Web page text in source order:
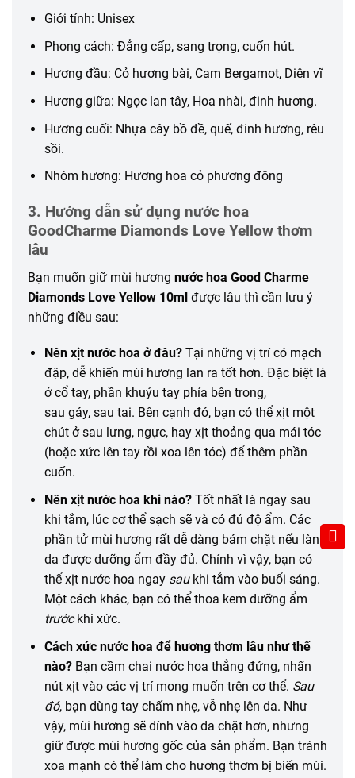
Giới tính: Unisex
Phong cách: Đẳng cấp, sang trọng, cuốn hút.
Hương đầu: Cỏ hương bài, Cam Bergamot, Diên vĩ
Hương giữa: Ngọc lan tây, Hoa nhài, đinh hương.
Hương cuối: Nhựa cây bồ đề, quế, đinh hương, rêu
sồi.
Nhóm hương: Hương hoa cỏ phương đông
3. Hướng dẫn sử dụng nước hoa
GoodCharme Diamonds Love Yellow thơm
lâu
Bạn muốn giữ mùi hương nước hoa Good Charme
Diamonds Love Yellow 10ml được lâu thì cần lưu ý
những điều sau:
Nên xịt nước hoa ở đâu?Tại những vị trí có mạch
đập, dễ khiến mùi hương lan ra tốt hơn. Đặc biệt là
ở cổ tay, phần khuỷu tay phía bên trong,
sau gáy, sau tai. Bên cạnh đó, bạn có thể xịt một
chút ở sau lưng, ngực, hay xịt thoảng qua mái tóc
(hoặc xức lên tay rồi xoa lên tóc) để thêm phần
cuốn.
Nên xịt nước hoa khi nào? Tốt nhất là ngay sau
khi tắm, lúc cơ thể sạch sẽ và có đủ độ ẩm. Các
phần tử mùi hương rất dễ dàng bám chặt nếu làn
da được dưỡng ẩm đầy đủ. Chính vì vậy, bạn có
thể xịt nước hoa ngay sau khi tắm vào buổi sáng.
Một cách khác, bạn có thể thoa kem dưỡng ẩm
trướckhi xức.
Cách xức nước hoa để hương thơm lâu như thế
nào?Bạn cầm chai nước hoa thẳng đứng, nhấn
nút xịt vào các vị trí mong muốn trên cơ thể. Sau
đó, bạn dùng tay chấm nhẹ, vỗ nhẹ lên da. Như
vậy, mùi hương sẽ dính vào da chặt hơn, nhưng
giữ được mùi hương gốc của sản phẩm. Bạn tránh
xoa mạnh có thể làm cho hương thơm bị biến mùi.